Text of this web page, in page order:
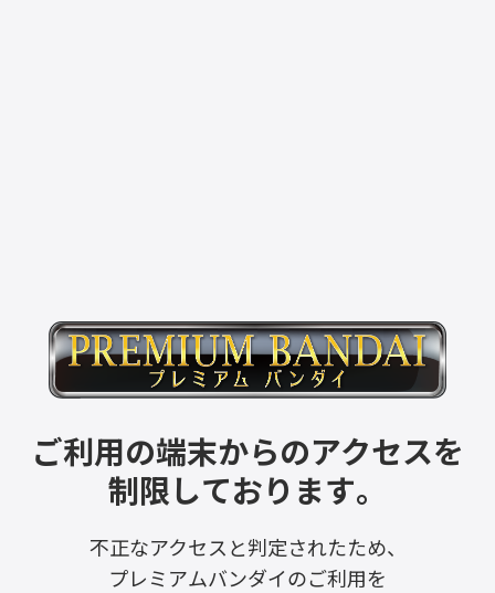
ご利用の端末からのアクセスを
制限しております。
不正なアクセスと判定されたため、
プレミアムバンダイのご利用を